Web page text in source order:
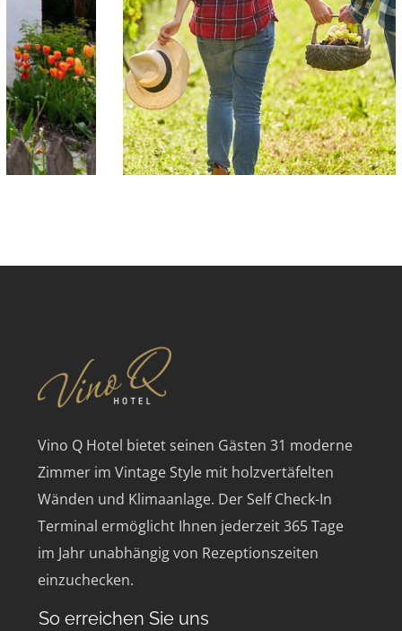
Vino Q Hotel bietet seinen Gästen 31 moderne
Zimmer im Vintage Style mit holzvertäfelten
Wänden und Klimaanlage. Der Self Check-In
Terminal ermöglicht Ihnen jederzeit 365 Tage
im Jahr unabhängig von Rezeptionszeiten
einzuchecken.
So erreichen Sie uns